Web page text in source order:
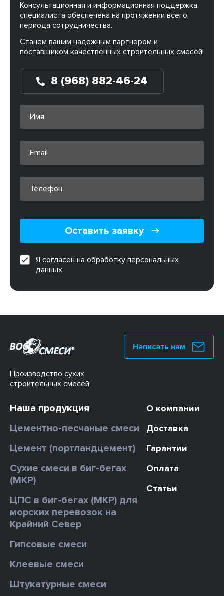
Консультационная и информационная поддержка
специалиста обеспечена на протяжении всего
периода сотрудничества.
Станем вашим надежным партнером и
поставщиком качественных строительных смесей!
8 (968) 882-46-24
Оставить заявку
Я согласен на обработку персональных
данных
Производство сухих
строительных смесей
Написать нам
Наша продукция
Цементно-песчаные смеси
Цемент (портландцемент)
Сухие смеси в биг-бегах
(МКР)
ЦПС в биг-бегах (МКР) для
морских перевозок на
Крайний Север
Гипсовые смеси
Клеевые смеси
Штукатурные смеси
О компании
Доставка
Гарантии
Оплата
Статьи